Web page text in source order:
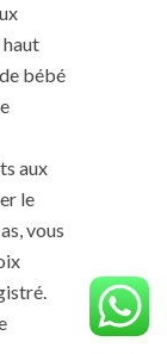
bébé
aux
le
vous